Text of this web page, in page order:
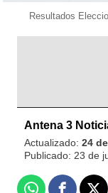
Resultados
Antena 3
Actualizado: 24
Publicado: 23 de